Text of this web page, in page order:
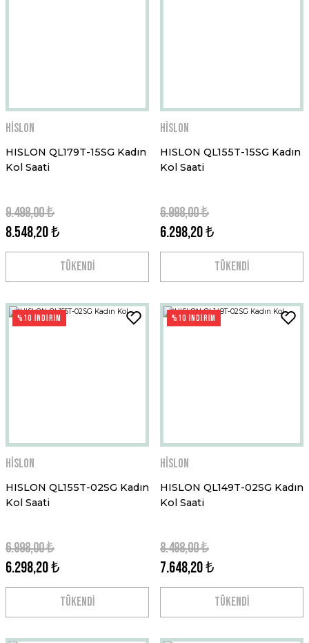
Hislon
HISLON QL179T-15SG Kadın
Kol Saati
8.548,20 ₺
9.498,00 ₺
TÜKENDİ
Hislon
HISLON QL155T-15SG Kadın
Kol Saati
6.298,20 ₺
6.998,00 ₺
TÜKENDİ
%10 İNDİRİM
Hislon
HISLON QL155T-02SG Kadın
Kol Saati
6.298,20 ₺
6.998,00 ₺
TÜKENDİ
%10 İNDİRİM
Hislon
HISLON QL149T-02SG Kadın
Kol Saati
7.648,20 ₺
8.498,00 ₺
TÜKENDİ